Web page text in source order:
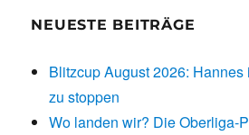
NEUESTE BEITRÄGE
Blitzcup August 2026: Hannes
zu stoppen
Wo landen wir? Die Oberliga-